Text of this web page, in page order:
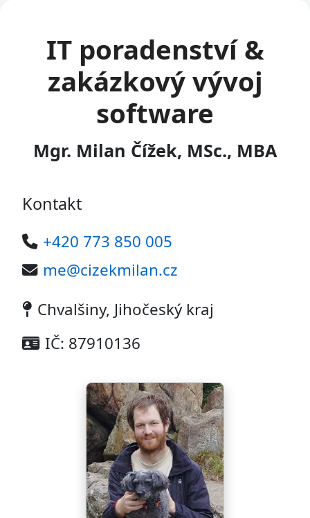
IT poradenství &
zakázkový vývoj
software
Mgr. Milan Čížek, MSc., MBA
Kontakt
+420 773 850 005
me@cizekmilan.cz
Chvalšiny, Jihočeský kraj
IČ: 87910136